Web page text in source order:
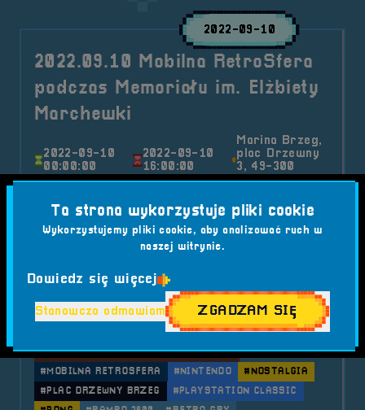
2022-09-10
2022.09.10 Mobilna RetroSfera
podczas Memoriału im. Elżbiety
Marchewki
2022-09-10
00:00:00
2022-09-10
16:00:00
Marina Brzeg,
plac Drzewny
3, 49-300
Brzeg
W dniu 10 września mieliśmy przyjemność
uczestniczyć w Memoriale im. Elżbiety
#ATRAKCJE DLA DZIECI
#BRZEG
#COMMODORE #CRASH
#FESTIWAL RETRO
#MEMORIAŁ IM. ELŻBIETY MARCHEWKI
#MOBILNA RETROSFERA
#NINTENDO
#NOSTALGIA
#PLAC DRZEWNY BRZEG
#PLAYSTATION CLASSIC
Ta strona wykorzystuje pliki cookie
Wykorzystujemy pliki cookie, aby analizować ruch w
naszej witrynie.
Dowiedz się więcej
Stanowczo odmawiam ZGADZAM SIĘ